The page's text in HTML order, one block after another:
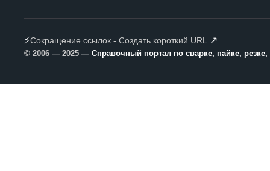
⚡Сокращение ссылок - Создать короткий URL ↗
© 2006 — 2025 — Справочный портал по сварке, пайке,